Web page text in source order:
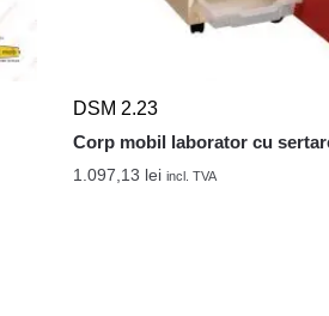
DSM 2.23
Corp mobil laborator cu
1.097,13 lei incl. TVA